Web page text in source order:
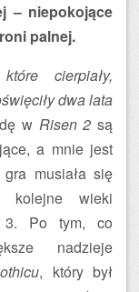
– niepokojące
palnej.
cierpiały,
dwa lata
w Risen 2 są
a mnie jest
musiała się
kolejne wieki
Po tym, co
nadzieje
, który był